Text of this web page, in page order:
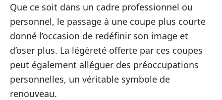
Que ce soit dans un cadre professionnel ou
personnel, le passage à une coupe plus courte
donné l’occasion de redéfinir son image et
d’oser plus. La légèreté offerte par ces coupes
peut également alléguer des préoccupations
personnelles, un véritable symbole de
renouveau.